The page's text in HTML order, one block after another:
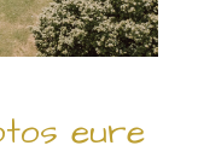
eure